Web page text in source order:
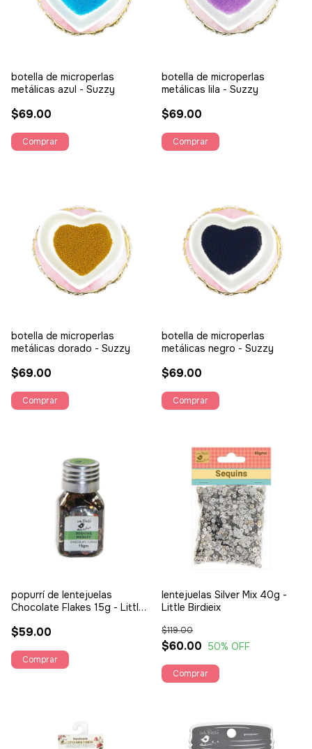
botella de microperlas
metálicas azul - Suzzy
$69.00
botella de microperlas
metálicas lila - Suzzy
$69.00
botella de microperlas
metálicas dorado - Suzzy
$69.00
botella de microperlas
metálicas negro - Suzzy
$69.00
popurrí de lentejuelas
Chocolate Flakes 15g - Little
$59.00
lentejuelas Silver Mix 40g -
Little Birdieix
$60.00
$119.00
50% OFF